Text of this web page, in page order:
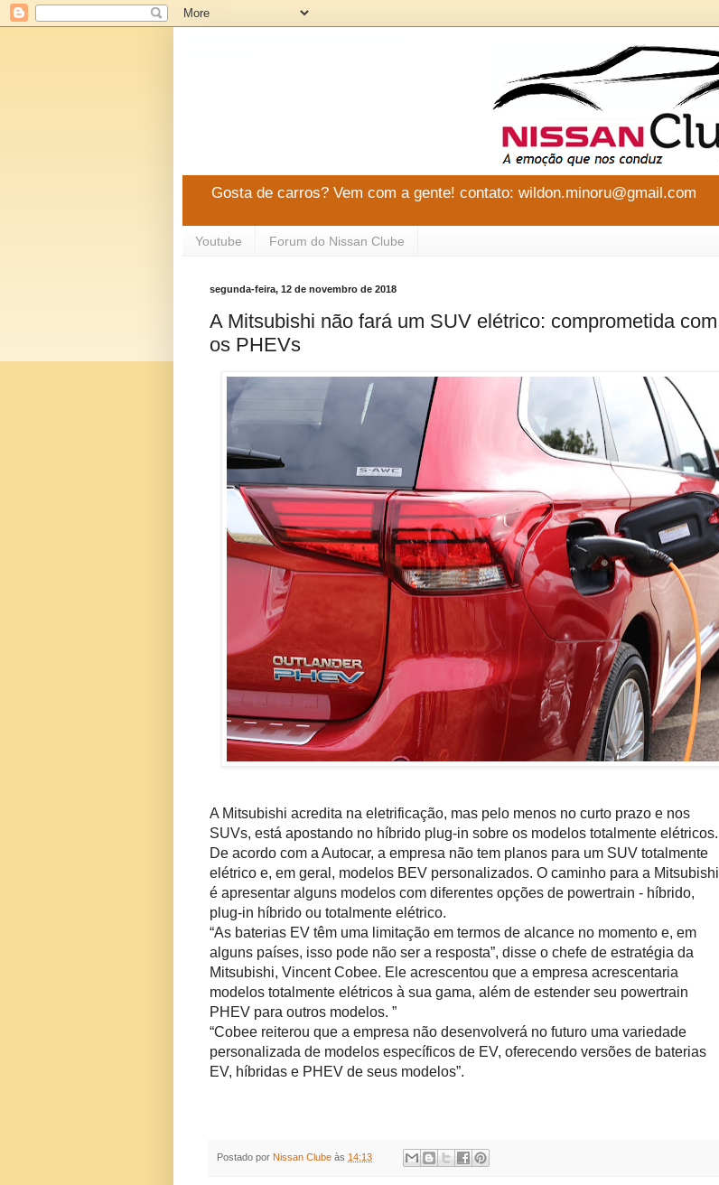
Gosta de carros? Vem com a gente! contato: wildon.minoru@gmail.com
Youtube Forum do Nissan Clube
segunda-feira, 12 de novembro de 2018
A Mitsubishi não fará um SUV elétrico: comprometida com
os PHEVs
A Mitsubishi acredita na eletrificação, mas pelo menos no curto prazo e nos
SUVs, está apostando no híbrido plug-in sobre os modelos totalmente elétricos.
De acordo com a Autocar, a empresa não tem planos para um SUV totalmente
elétrico e, em geral, modelos BEV personalizados. O caminho para a Mitsubishi
é apresentar alguns modelos com diferentes opções de powertrain - híbrido,
plug-in híbrido ou totalmente elétrico.
“As baterias EV têm uma limitação em termos de alcance no momento e, em
alguns países, isso pode não ser a resposta”, disse o chefe de estratégia da
Mitsubishi, Vincent Cobee. Ele acrescentou que a empresa acrescentaria
modelos totalmente elétricos à sua gama, além de estender seu powertrain
PHEV para outros modelos. ”
“Cobee reiterou que a empresa não desenvolverá no futuro uma variedade
personalizada de modelos específicos de EV, oferecendo versões de baterias
EV, híbridas e PHEV de seus modelos”.
Postado por Nissan Clube às 14:13